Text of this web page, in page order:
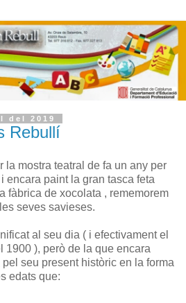
del 2019
Rebullí
la mostra teatral de fa un any per
encara paint la gran tasca feta
fàbrica de xocolata , rememorem
seves savieses.
al seu dia ( i efectivament el
1900 ), però de la que encara
seu present històric en la forma
edats que: